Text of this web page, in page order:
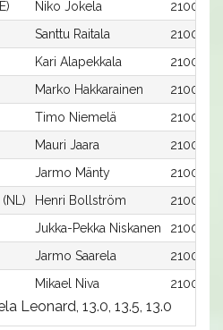
Niko Jokela
2100:5
Santtu Raitala
2100:7
Kari Alapekkala
2100:2
Marko Hakkarainen
2100:1
Timo Niemelä
2100:4
Mauri Jaara
2100:8
Jarmo Mänty
2100:9
Henri Bollström
2100:12
Jukka-Pekka Niskanen
2100:11
Jarmo Saarela
2100:3
Mikael Niva 2100:10
Leonard, 13.0, 13.5, 13.0